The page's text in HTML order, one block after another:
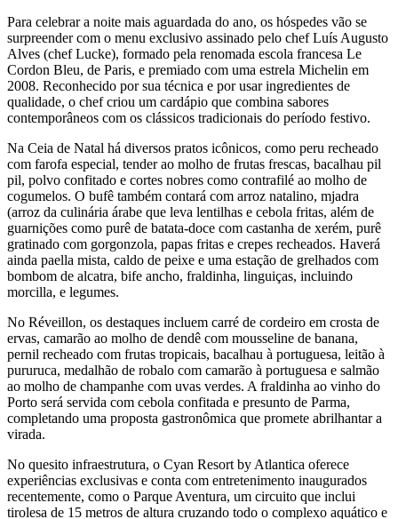
Para celebrar a noite mais aguardada do ano, os hóspedes vão se
surpreender com o menu exclusivo assinado pelo chef Luís Augusto
Alves (chef Lucke), formado pela renomada escola francesa Le
Cordon Bleu, de Paris, e premiado com uma estrela Michelin em
2008. Reconhecido por sua técnica e por usar ingredientes de
qualidade, o chef criou um cardápio que combina sabores
contemporâneos com os clássicos tradicionais do período festivo.
Na Ceia de Natal há diversos pratos icônicos, como peru recheado
com farofa especial, tender ao molho de frutas frescas, bacalhau pil
pil, polvo confitado e cortes nobres como contrafilé ao molho de
cogumelos. O bufê também contará com arroz natalino, mjadra
(arroz da culinária árabe que leva lentilhas e cebola fritas, além de
guarnições como purê de batata-doce com castanha de xerém, purê
gratinado com gorgonzola, papas fritas e crepes recheados. Haverá
ainda paella mista, caldo de peixe e uma estação de grelhados com
bombom de alcatra, bife ancho, fraldinha, linguiças, incluindo
morcilla, e legumes.
No Réveillon, os destaques incluem carré de cordeiro em crosta de
ervas, camarão ao molho de dendê com mousseline de banana,
pernil recheado com frutas tropicais, bacalhau à portuguesa, leitão à
pururuca, medalhão de robalo com camarão à portuguesa e salmão
ao molho de champanhe com uvas verdes. A fraldinha ao vinho do
Porto será servida com cebola confitada e presunto de Parma,
completando uma proposta gastronômica que promete abrilhantar a
virada.
No quesito infraestrutura, o Cyan Resort by Atlantica oferece
experiências exclusivas e conta com entretenimento inaugurados
recentemente, como o Parque Aventura, um circuito que inclui
tirolesa de 15 metros de altura cruzando todo o complexo aquático e